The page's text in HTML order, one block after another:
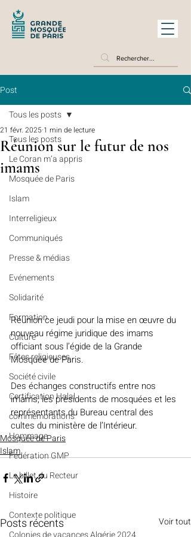
Post
Tous les posts
Le Coran m’a appris
Mosquée de Paris
Islam
Interreligieux
Communiqués
Presse & médias
Evénements
Solidarité
Formation
Culture
Fêtes religieuses
Société civile
Certification Halal
commémorations
Hommage
Fédération GMP
Le billet du Recteur
Histoire
Contexte politique
Tous les posts
Réunion sur le futur de nos
imams
21 févr. 2025 1 min de lecture
Réunion ce jeudi pour la mise en œuvre du
nouveau régime juridique des imams
officiant sous l’égide de la Grande
Mosquée de Paris.
Des échanges constructifs entre nos
imams, les présidents de mosquées et les
représentants du Bureau central des
cultes du ministère de l’Intérieur.
Mosquée de Paris
Islam
Posts récents Voir tout